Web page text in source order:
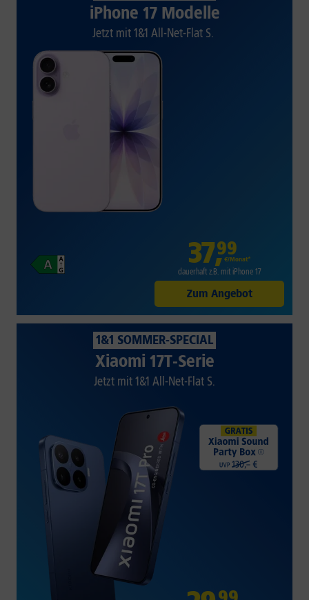
iPhone 17 Modelle
Jetzt mit 1&1 All-Net-Flat S.
37,99
€/Monat*
dauerhaft z.B. mit iPhone 17
Zum Angebot
1&1 SOMMER-SPECIAL
Xiaomi 17T-Serie
Jetzt mit 1&1 All-Net-Flat S.